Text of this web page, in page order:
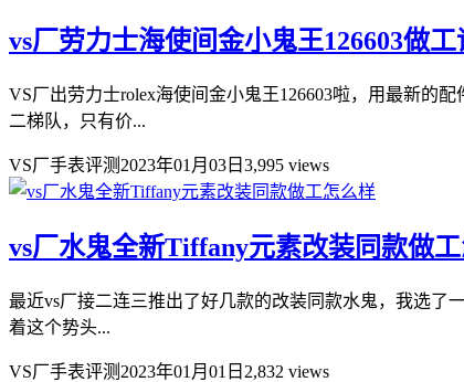
vs厂劳力士海使间金小鬼王126603做工
VS厂出劳力士rolex海使间金小鬼王126603啦，用最新的
二梯队，只有价...
VS厂手表评测 2023年01月03日 3,995 views
vs厂水鬼全新Tiffany元素改装同款做
最近vs厂接二连三推出了好几款的改装同款水鬼，我选了
着这个势头...
VS厂手表评测 2023年01月01日 2,832 views